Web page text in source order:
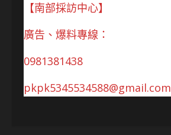
【南部採訪中心】
廣告、爆料專線：
0981381438
pkpk5345534588@gmail.com